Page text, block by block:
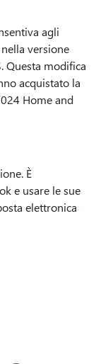
agli
versione
Questa modifica
acquistato la
Home and
È
e usare le sue
elettronica